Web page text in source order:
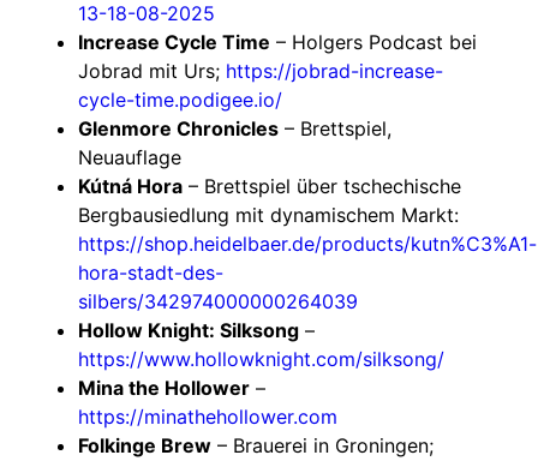
13-18-08-2025
Increase Cycle Time – Holgers Podcast bei
Jobrad mit Urs; https://jobrad-increase-
cycle-time.podigee.io/
Glenmore Chronicles – Brettspiel,
Neuauflage
Kútná Hora – Brettspiel über tschechische
Bergbausiedlung mit dynamischem Markt:
https://shop.heidelbaer.de/products/kutn%C3%A1-
hora-stadt-des-
silbers/342974000000264039
Hollow Knight: Silksong –
https://www.hollowknight.com/silksong/
Mina the Hollower –
https://minathehollower.com
Folkinge Brew – Brauerei in Groningen;